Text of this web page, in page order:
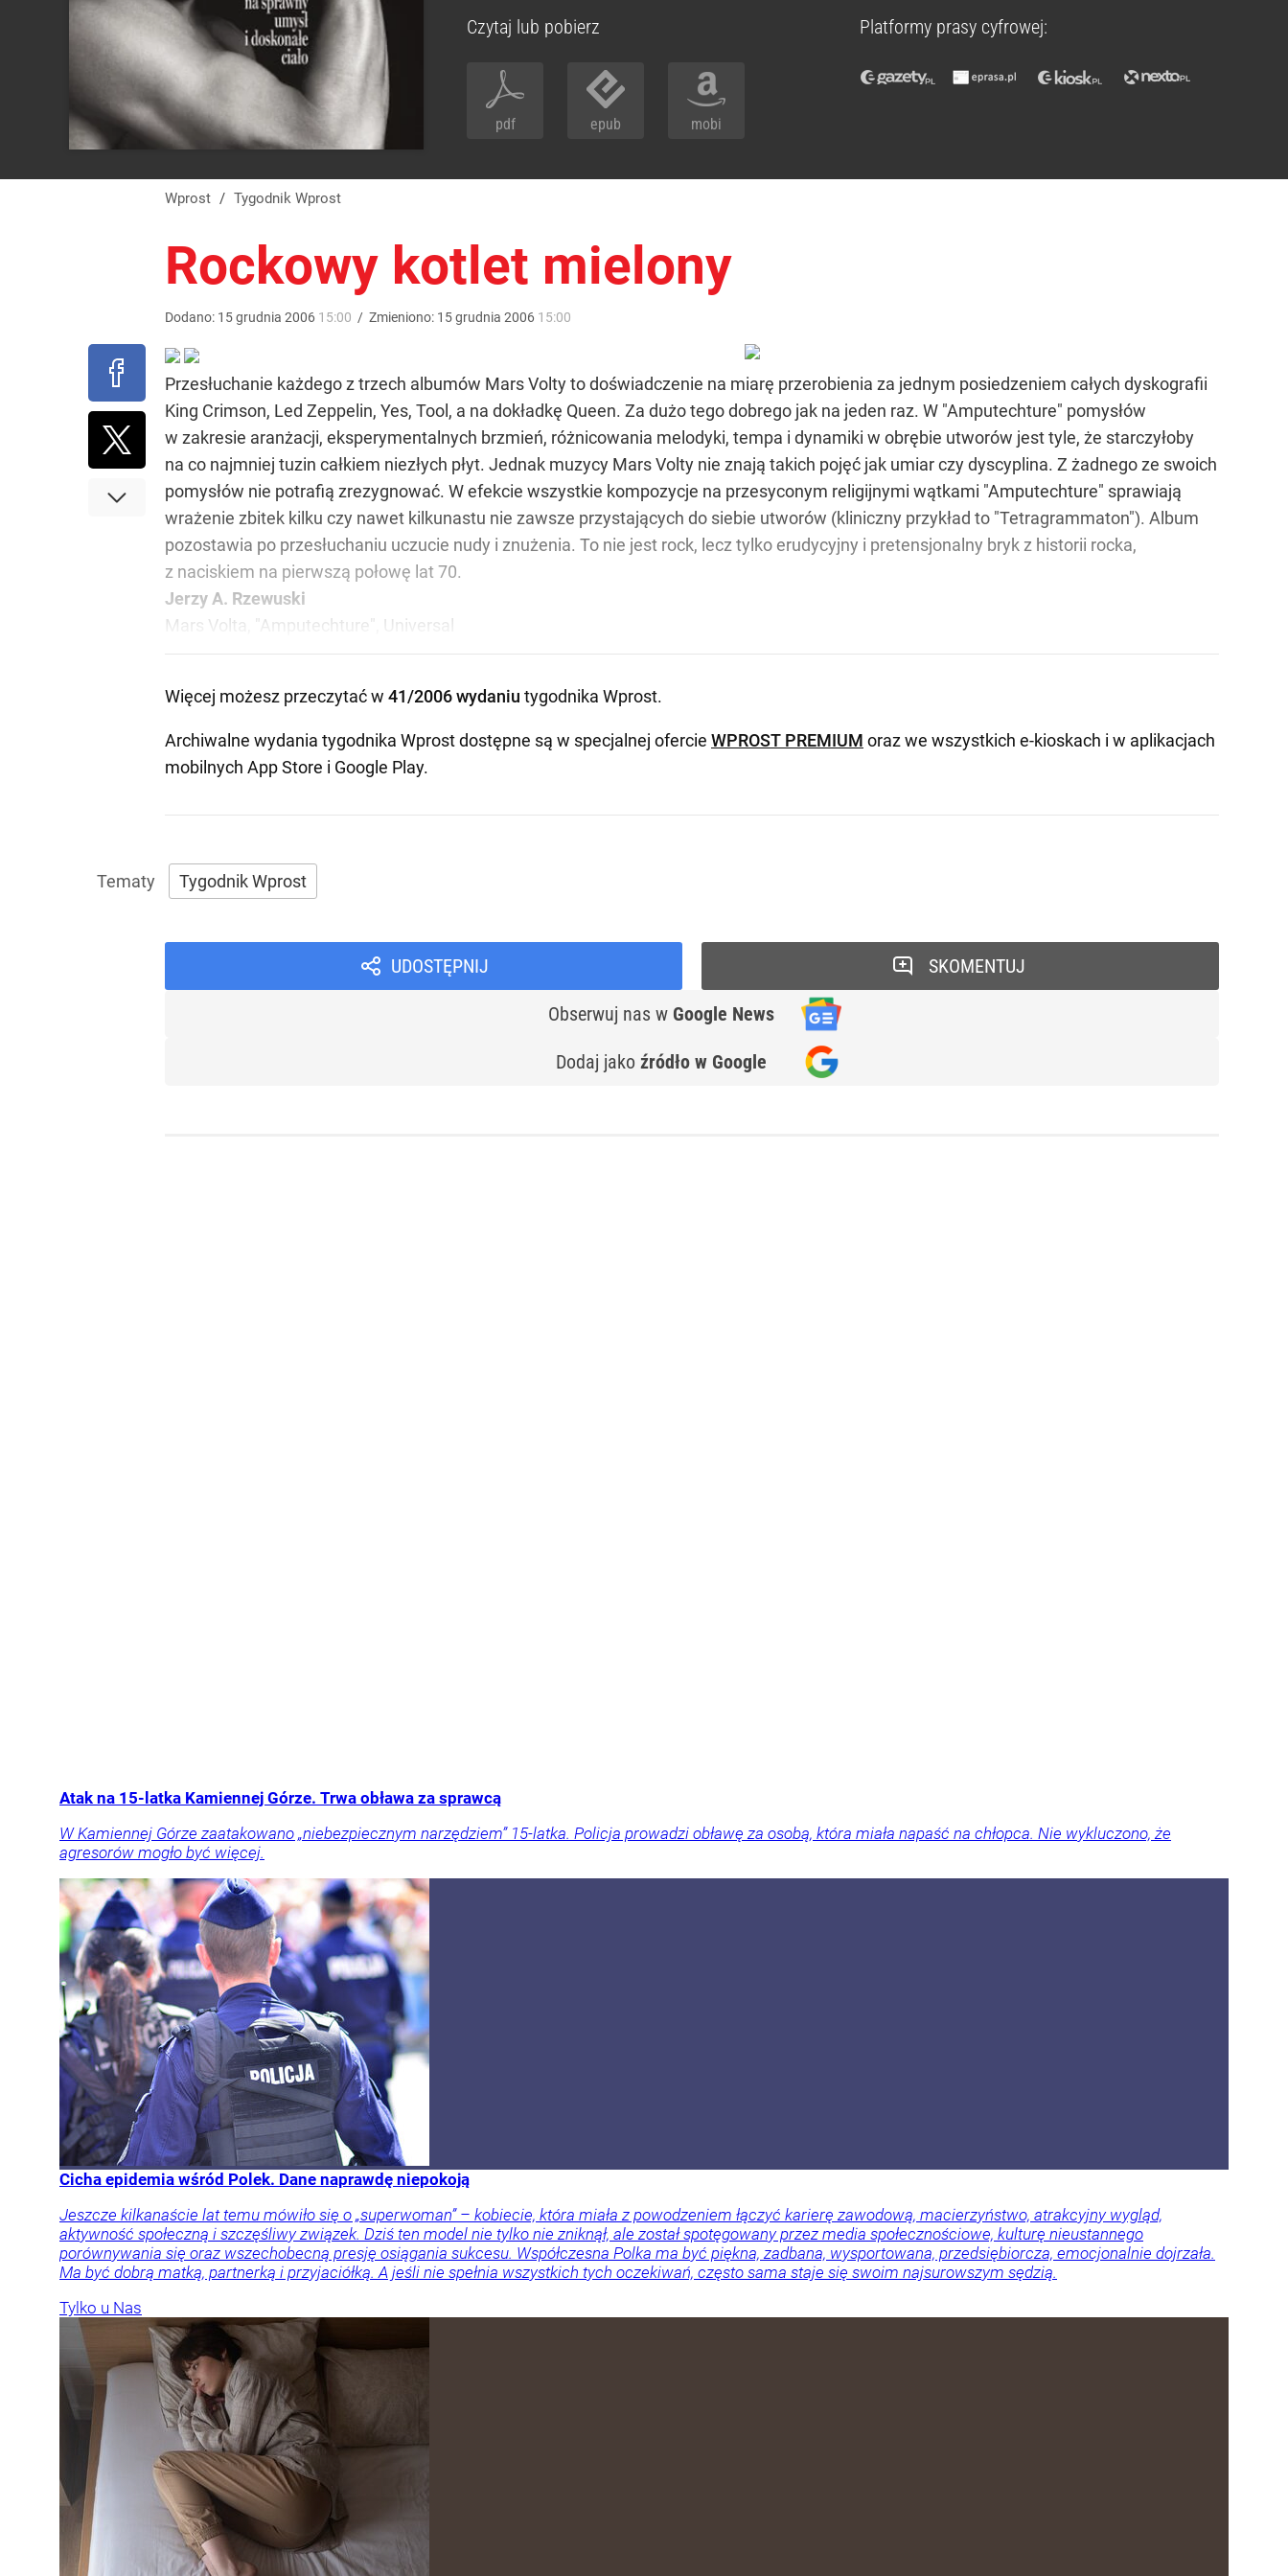
Czytaj lub pobierz
pdf epub mobi
Platformy prasy cyfrowej:
Wprost / Tygodnik Wprost
Rockowy kotlet mielony
Dodano: 15grudnia 2006 15:00 / Zmieniono: 15grudnia 2006 15:00
Przesłuchanie każdego z trzech albumów Mars Volty to doświadczenie na miarę przerobienia za jednym posiedzeniem całych dyskografii
King Crimson, Led Zeppelin, Yes, Tool, a na dokładkę Queen. Za dużo tego dobrego jak na jeden raz. W "Amputechture" pomysłów
w zakresie aranżacji, eksperymentalnych brzmień, różnicowania melodyki, tempa i dynamiki w obrębie utworów jest tyle, że starczyłoby
na co najmniej tuzin całkiem niezłych płyt. Jednak muzycy Mars Volty nie znają takich pojęć jak umiar czy dyscyplina. Z żadnego ze swoich
pomysłów nie potrafią zrezygnować. W efekcie wszystkie kompozycje na przesyconym religijnymi wątkami "Amputechture" sprawiają
wrażenie zbitek kilku czy nawet kilkunastu nie zawsze przystających do siebie utworów (kliniczny przykład to "Tetragrammaton"). Album
pozostawia po przesłuchaniu uczucie nudy i znużenia. To nie jest rock, lecz tylko erudycyjny i pretensjonalny bryk z historii rocka,
z naciskiem na pierwszą połowę lat 70.
Jerzy A. Rzewuski
Mars Volta, "Amputechture", Universal
Więcej możesz przeczytać w 41/2006 wydaniu tygodnika Wprost.
Archiwalne wydania tygodnika Wprost dostępne są w specjalnej ofercie WPROST PREMIUM oraz we wszystkich e-kioskach i w aplikacjach
mobilnych App Store i Google Play.
Tygodnik Wprost
UDOSTĘPNIJ
Obserwuj nas w Google News
Dodaj jako źródło w Google
SKOMENTUJ
Atak na 15-latka Kamiennej Górze. Trwa obława za sprawcą
W Kamiennej Górze zaatakowano „niebezpiecznym narzędziem” 15-latka. Policja prowadzi obławę za osobą, która miała napaść na chłopca. Nie wykluczono, że
agresorów mogło być więcej.
Cicha epidemia wśród Polek. Dane naprawdę niepokoją
Jeszcze kilkanaście lat temu mówiło się o „superwoman” – kobiecie, która miała z powodzeniem łączyć karierę zawodową, macierzyństwo, atrakcyjny wygląd,
aktywność społeczną i szczęśliwy związek. Dziś ten model nie tylko nie zniknął, ale został spotęgowany przez media społecznościowe, kulturę nieustannego
porównywania się oraz wszechobecną presję osiągania sukcesu. Współczesna Polka ma być piękna, zadbana, wysportowana, przedsiębiorcza, emocjonalnie dojrzała.
Ma być dobrą matką, partnerką i przyjaciółką. A jeśli nie spełnia wszystkich tych oczekiwań, często sama staje się swoim najsurowszym sędzią.
Tylko u Nas